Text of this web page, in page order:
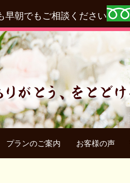
早朝でもご相談ください
プランのご案内 お客様の声